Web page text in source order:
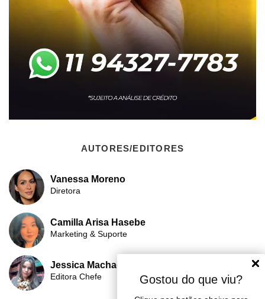
AUTORES/EDITORES
Vanessa Moreno
Diretora
Camilla Arisa Hasebe
Marketing & Suporte
Jessica Machado
Editora Chefe Gostou do que viu?